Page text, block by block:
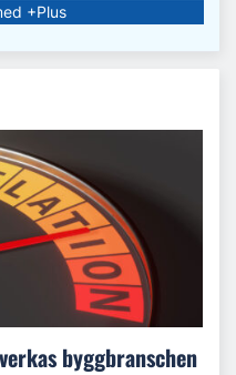
+Plus
byggbranschen